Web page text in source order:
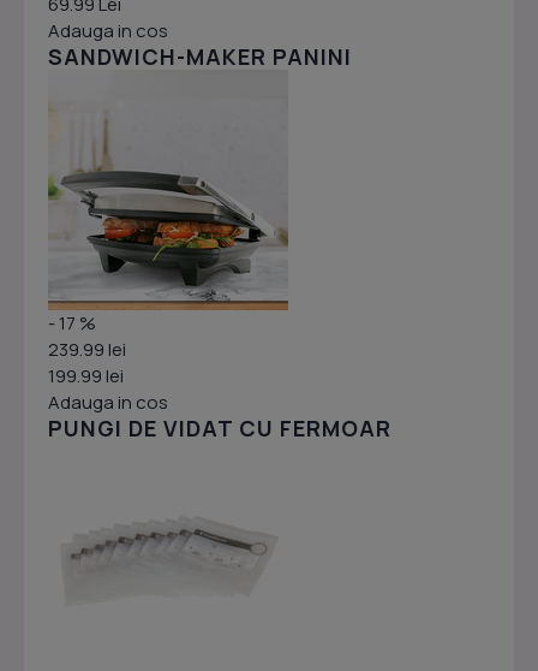
Adauga in cos
SANDWICH-MAKER PANINI
- 17 %
239.99 lei
199.99 lei
Adauga in cos
PUNGI DE VIDAT CU FERMOAR